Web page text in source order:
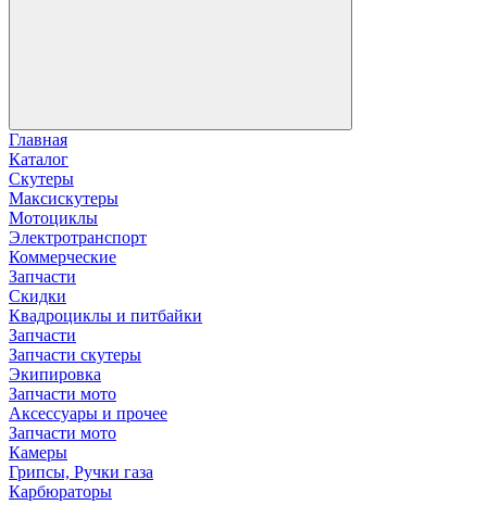
Главная
Каталог
Скутеры
Максискутеры
Мотоциклы
Электротранспорт
Коммерческие
Запчасти
Скидки
Квадроциклы и питбайки
Запчасти
Запчасти скутеры
Экипировка
Запчасти мото
Аксессуары и прочее
Запчасти мото
Камеры
Грипсы, Ручки газа
Карбюраторы